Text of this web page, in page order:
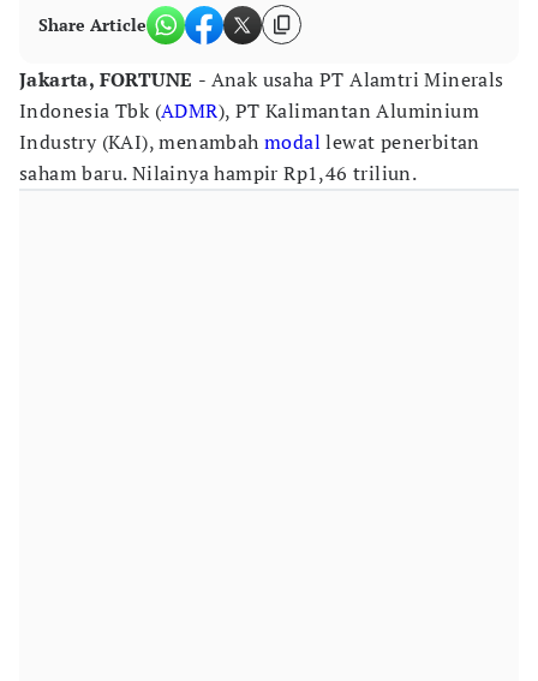
Share Article
Jakarta, FORTUNE - Anak usaha PT Alamtri Minerals
Indonesia Tbk (ADMR), PT Kalimantan Aluminium
Industry (KAI), menambah modal lewat penerbitan
saham baru. Nilainya hampir Rp1,46 triliun.